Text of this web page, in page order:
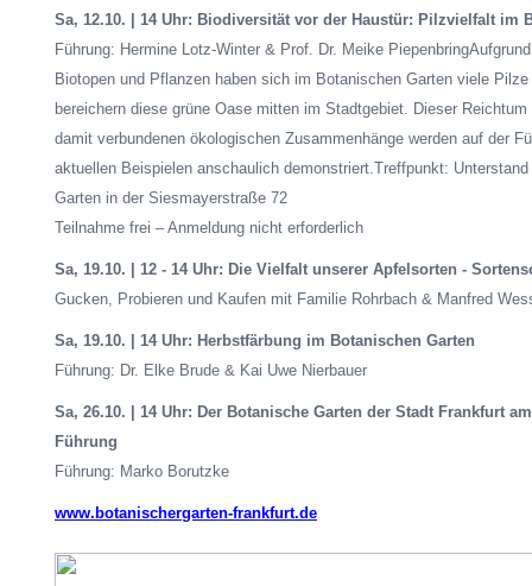
Sa, 12.10. | 14 Uhr: Biodiversität vor der Haustür: Pilzvielfalt im
Führung: Hermine Lotz-Winter & Prof. Dr. Meike PiepenbringAufgrund
Biotopen und Pflanzen haben sich im Botanischen Garten viele
bereichern diese grüne Oase mitten im Stadtgebiet. Dieser
damit verbundenen ökologischen Zusammenhänge werden auf der
aktuellen Beispielen anschaulich demonstriert.Treffpunkt:
Garten in der Siesmayerstraße 72
Teilnahme frei – Anmeldung nicht erforderlich
Sa, 19.10. | 12 - 14 Uhr: Die Vielfalt unserer Apfelsorten -
Gucken, Probieren und Kaufen mit Familie Rohrbach & Manfred
Sa, 19.10. | 14 Uhr: Herbstfärbung im Botanischen Garten
Führung: Dr. Elke Brude & Kai Uwe Nierbauer
Sa, 26.10. | 14 Uhr: Der Botanische Garten der Stadt Frankfurt
Führung
Führung: Marko Borutzke
www.botanischergarten-frankfurt.de